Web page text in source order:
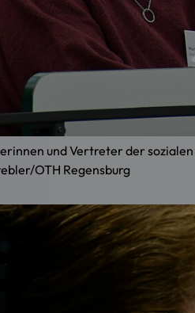
und Vertreter der
OTH Regensburg